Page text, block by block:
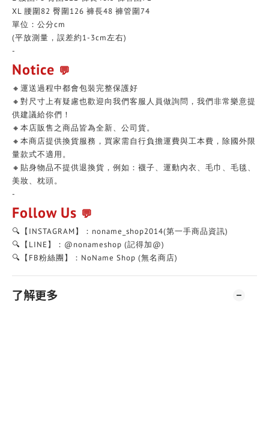
XL 腰圍82 臀圍126 褲長48 褲管圍74
單位：公分cm
(平放測量，誤差約1-3cm左右)
-
Notice 💬
🔸運送過程中都會包裝完整保護好
🔸對尺寸上有疑慮也歡迎向我們客服人員做詢問，我們非常樂意提
供建議給你們！
🔸本店販售之商品皆為全新、公司貨。
🔸本商店提供換貨服務，買家需自行負擔運費與工本費，除國外限
量款式不適用。
🔸貼身物品不提供退換貨，例如：襪子、運動內衣、毛巾、毛毯、
美妝、枕頭。
-
Follow Us 💬
🔍【INSTAGRAM】：noname_shop2014(第一手商品資訊)
🔍【LINE】：@nonameshop (記得加@)
🔍【FB粉絲團】：NoName Shop (無名商店)
了解更多